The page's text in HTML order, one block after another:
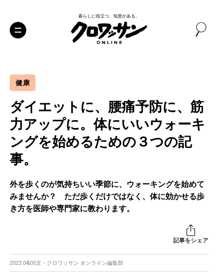
暮らしに役立つ、知恵がある。
健康
ダイエットに、腰痛予防に、筋
力アップに。体にいいウォーキ
ングを始めるための３つの記
事。
外を歩くのが気持ちいい季節に、ウォーキングを始めて
みませんか？ ただ歩くだけではなく、体に効かせる歩
き方を医師や専門家に教わります。
記事をシェア
2023.04.05文・クロワッサン オンライン編集部